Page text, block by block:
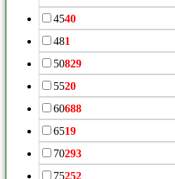
4540
481
50829
5520
60688
6519
70293
75252